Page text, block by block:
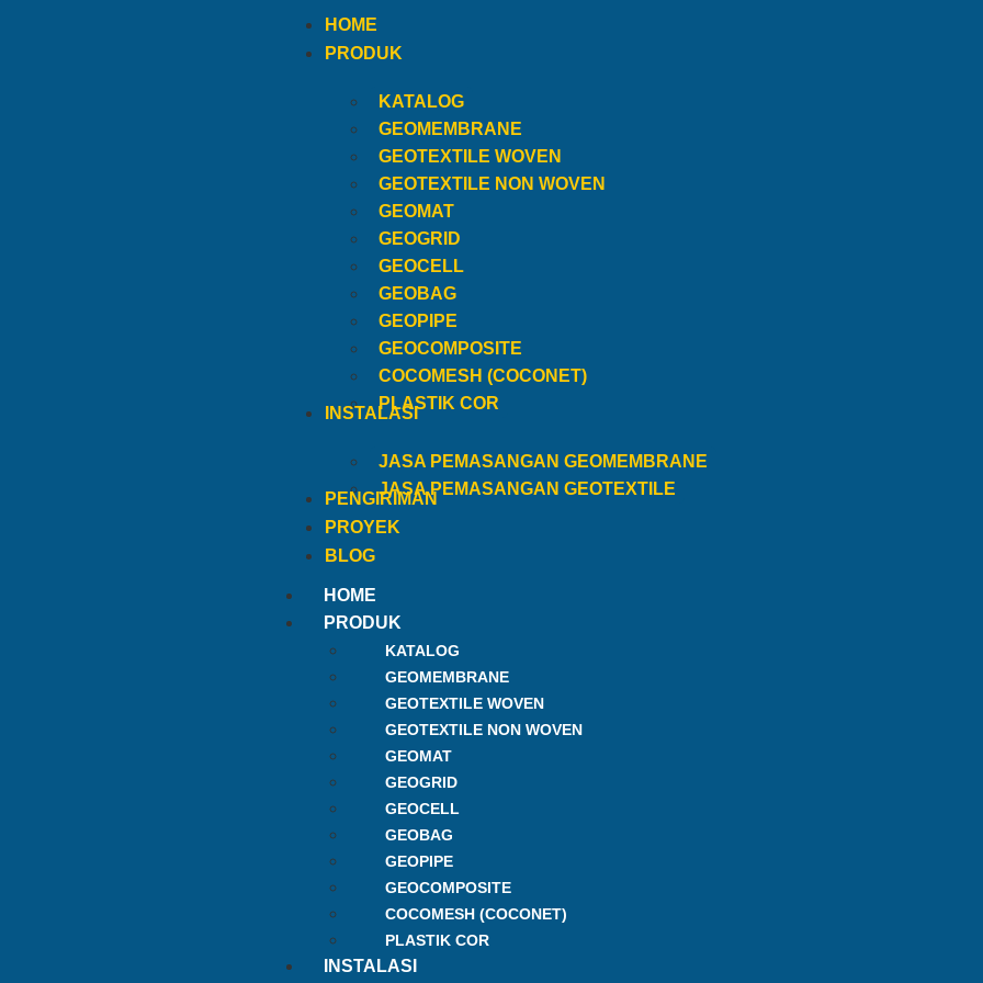
HOME
PRODUK
KATALOG
GEOMEMBRANE
GEOTEXTILE WOVEN
GEOTEXTILE NON WOVEN
GEOMAT
GEOGRID
GEOCELL
GEOBAG
GEOPIPE
GEOCOMPOSITE
COCOMESH (COCONET)
PLASTIK COR
INSTALASI
JASA PEMASANGAN GEOMEMBRANE
JASA PEMASANGAN GEOTEXTILE
PENGIRIMAN
PROYEK
BLOG
HOME
PRODUK
KATALOG
GEOMEMBRANE
GEOTEXTILE WOVEN
GEOTEXTILE NON WOVEN
GEOMAT
GEOGRID
GEOCELL
GEOBAG
GEOPIPE
GEOCOMPOSITE
COCOMESH (COCONET)
PLASTIK COR
INSTALASI